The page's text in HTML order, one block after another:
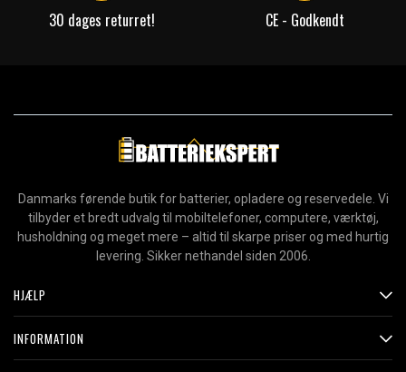
30 dages returret! CE - Godkendt
Danmarks førende butik for batterier, opladere og reservedele. Vi
tilbyder et bredt udvalg til mobiltelefoner, computere, værktøj,
husholdning og meget mere – altid til skarpe priser og med hurtig
levering. Sikker nethandel siden 2006.
HJÆLP
INFORMATION